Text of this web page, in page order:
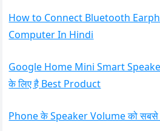
How to Connect Bluetooth
Computer In Hindi
Google Home Mini Smart
के लिए है Best Product
Phone के Speaker Volume को